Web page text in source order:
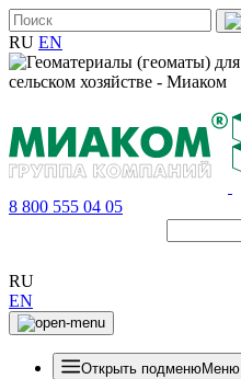
RU EN
8 800 555 04 05
RU
EN
Открыть подменюМеню